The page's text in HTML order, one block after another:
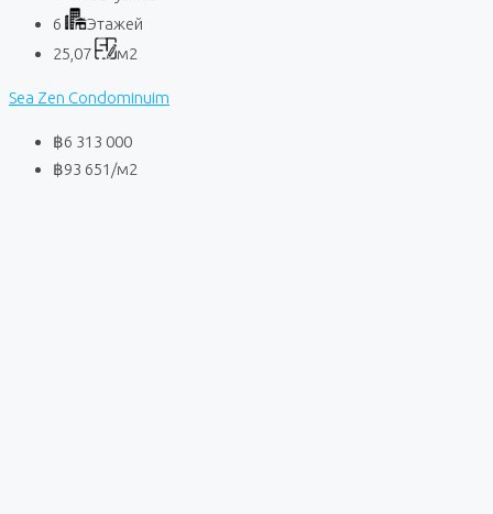
6
Этажей
25,07
м2
Sea Zen Condominuim
฿6 313 000
฿93 651 /м2